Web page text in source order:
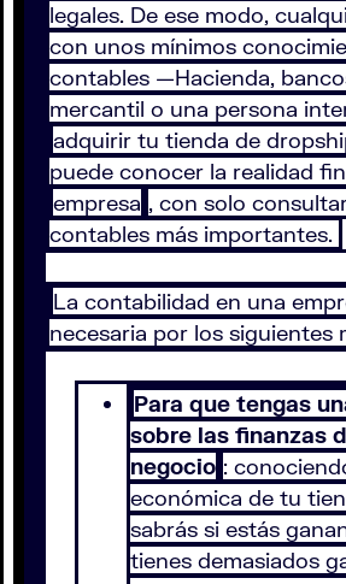
legales. De ese modo,
con unos mínimos
contables —Hacienda,
mercantil o una persona
adquirir tu tienda de
puede conocer la realidad
empresa , con solo
contables más importantes.
La contabilidad en una
necesaria por los siguientes
Para que tengas
sobre las finanzas
negocio :
económica de tu
sabrás si estás
tienes demasiados